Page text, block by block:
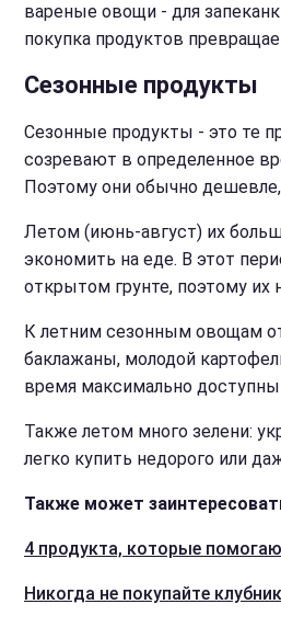
вареные овощи - для
покупка продуктов
Сезонные продукты
Сезонные продукты - это те
созревают в определенное
Поэтому они обычно
Летом (июнь-август) их
экономить на еде. В этот
открытом грунте, поэтому
К летним сезонным овощам
баклажаны, молодой
время максимально доступны
Также летом много зелени:
легко купить недорого или
Также может
4 продукта, которые
Никогда не покупайте